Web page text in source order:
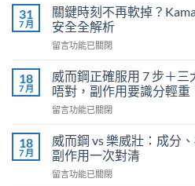
利
勁
（Priligy）
正
用
法
全
解
泌
尿
醫
31
7 月
關鍵時刻不再軟掉？
安全全解析
在
鍵
時
刻
不
軟
掉？
Kamagra
液
留言功能已關閉
18
7 月
威而鋼正確服用 7 步＋
唔對，副作用要識分輕重
在
而
鋼
正
確
留言功能已關閉
18
7 月
威而鋼 vs 樂威壯：成分
副作用一次對清
在
留言功能已關閉